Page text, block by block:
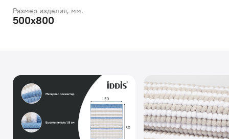
Размер изделия, мм.
500х800